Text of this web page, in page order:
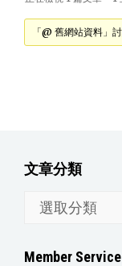
「@ 舊網站資料」
文章分類
分
Member Service